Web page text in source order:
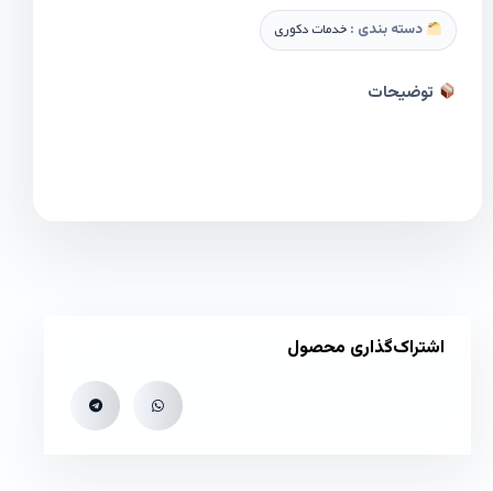
دسته بندی : خدمات دکوری
توضیحات
اشتراک‌گذاری محصول